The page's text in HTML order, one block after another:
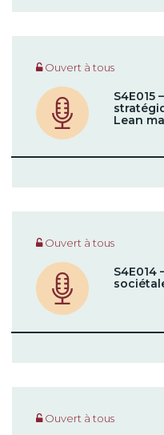
Ouvert à tous
S4E015
Lean
Ouvert à tous
S4E014
Ouvert à tous